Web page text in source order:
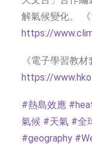
解氣候變化。
https://
《電子學習教
https://
#熱島效應
氣候 #天氣 #全
#geography